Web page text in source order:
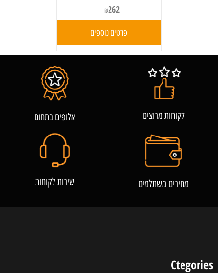
₪262
פרטים נוספים
לקוחות מרוצים אלופים בתחום
מחירים משתלמים שירות לקוחות
Ctegories